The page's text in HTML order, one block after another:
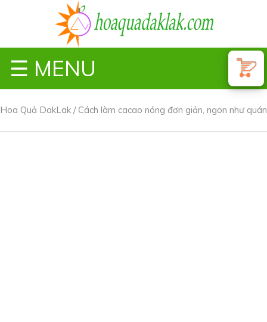
☰ MENU
Hoa Quả DakLak / Cách làm cacao nóng đơn giản, ngon như quán